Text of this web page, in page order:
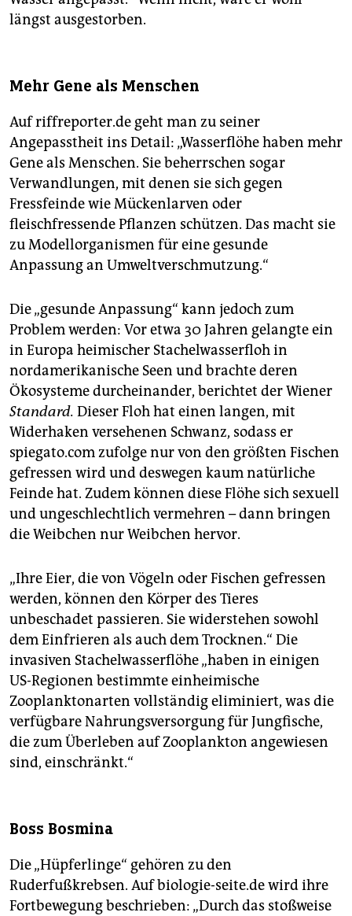
längst ausgestorben.
Mehr Gene als Menschen
Auf riffreporter.de geht man zu seiner
Angepasstheit ins Detail: „Wasserflöhe haben mehr
Gene als Menschen. Sie beherrschen sogar
Verwandlungen, mit denen sie sich gegen
Fressfeinde wie Mückenlarven oder
fleischfressende Pflanzen schützen. Das macht sie
zu Modellorganismen für eine gesunde
Anpassung an Umweltverschmutzung.“
Die „gesunde Anpassung“ kann jedoch zum
Problem werden: Vor etwa 30 Jahren gelangte ein
in Europa heimischer Stachelwasserfloh in
nordamerikanische Seen und brachte deren
Ökosysteme durcheinander, berichtet der Wiener
Standard. Dieser Floh hat einen langen, mit
Widerhaken versehenen Schwanz, sodass er
spiegato.com zufolge nur von den größten Fischen
gefressen wird und deswegen kaum natürliche
Feinde hat. Zudem können diese Flöhe sich sexuell
und ungeschlechtlich vermehren – dann bringen
die Weibchen nur Weibchen hervor.
„Ihre Eier, die von Vögeln oder Fischen gefressen
werden, können den Körper des Tieres
unbeschadet passieren. Sie widerstehen sowohl
dem Einfrieren als auch dem Trocknen.“ Die
invasiven Stachelwasserflöhe „haben in einigen
US-Re­gio­nen bestimmte einheimische
Zooplanktonarten vollständig eliminiert, was die
verfügbare Nahrungsversorgung für Jungfische,
die zum Überleben auf Zooplankton angewiesen
sind, einschränkt.“
Boss Bosmina
Die „Hüpferlinge“ gehören zu den
Ruderfußkrebsen. Auf ­biologie-seite.de wird ihre
Fortbewegung beschrieben: „Durch das stoßweise